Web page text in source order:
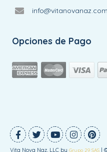
info@vitanovanaz.com
Opciones de Pago
Vita Nova Naz, LLC by Grupo 29 SAS |